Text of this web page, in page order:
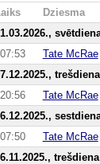
Dziesma
07:53
Tate McRae
trešdiena
20:56
Tate McRae
07:50
Tate McRae
trešdiena